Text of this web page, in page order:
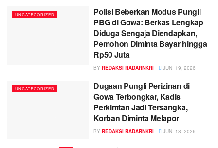
UNCATEGORIZED
Polisi Beberkan Modus Pungli
PBG di Gowa: Berkas Lengkap
Diduga Sengaja Diendapkan,
Pemohon Diminta Bayar hingga
Rp50 Juta
BY REDAKSI RADARNKRI JUNI 19, 2026
UNCATEGORIZED
Dugaan Pungli Perizinan di
Gowa Terbongkar, Kadis
Perkimtan Jadi Tersangka,
Korban Diminta Melapor
BY REDAKSI RADARNKRI JUNI 18, 2026